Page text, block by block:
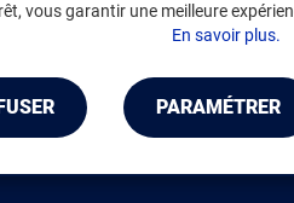
vous garantir une meilleure
En savoir plus.
PARAMÉTRER
CGV/
Gérer